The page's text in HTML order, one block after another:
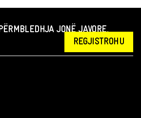
JONË JAVORE.
REGJISTROHU